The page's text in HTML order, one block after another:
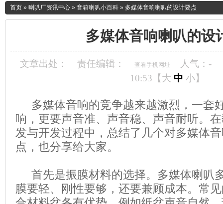
首页 » 喇叭厂资讯中心 » 音箱喇叭小百科 » 多媒体音响喇叭的设计要点
多媒体音响喇叭的设
文章出处： 责任编辑： 查看手机网址 人气： -
10:53【大 中 小】
多媒体音响的竞争越来越激烈，一套
响，更要声音准、声音稳、声音耐听。
发与开发过程中，总结了几个对多媒体
点，也分享给大家。
首先是振膜材料的选择。多媒体喇叭
膜要轻、刚性要够，还要兼顾成本。常